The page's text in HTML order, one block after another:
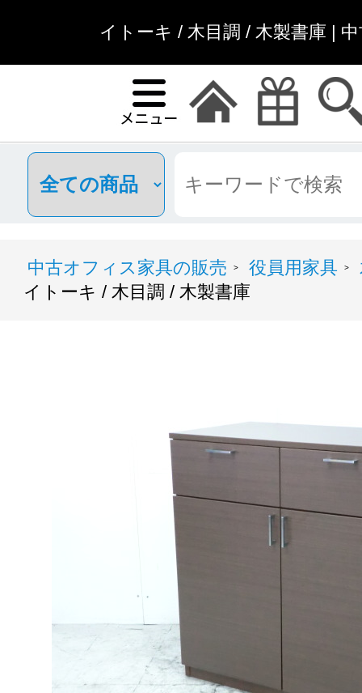
イトーキ / 木目調 / 木製書庫 |
中古オフィス家具の販売 > 役員用家具 >
イトーキ / 木目調 / 木製書庫